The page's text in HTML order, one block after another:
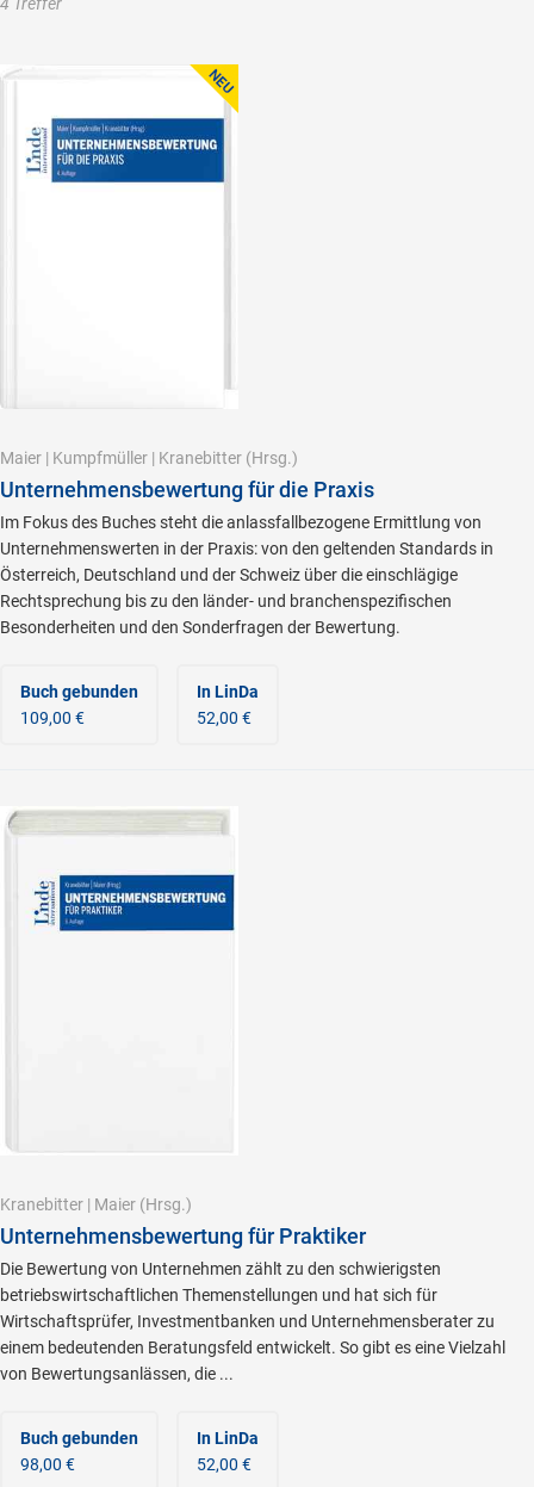
Maier | Kumpfmüller | Kranebitter (Hrsg.)
Unternehmensbewertung für die Praxis
Im Fokus des Buches steht die anlassfallbezogene Ermittlung von
Unternehmenswerten in der Praxis: von den geltenden Standards in
Österreich, Deutschland und der Schweiz über die einschlägige
Rechtsprechung bis zu den länder- und branchenspezifischen
Besonderheiten und den Sonderfragen der Bewertung.
Buch gebunden
109,00 €
In LinDa
52,00 €
Kranebitter | Maier (Hrsg.)
Unternehmensbewertung für Praktiker
Die Bewertung von Unternehmen zählt zu den schwierigsten
betriebswirtschaftlichen Themenstellungen und hat sich für
Wirtschaftsprüfer, Investmentbanken und Unternehmensberater zu
einem bedeutenden Beratungsfeld entwickelt. So gibt es eine Vielzahl
von Bewertungsanlässen, die ...
Buch gebunden
98,00 €
In LinDa
52,00 €